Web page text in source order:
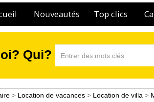
Nouveautés Top clics
Qui?
> Location de vacances > Location de villa >